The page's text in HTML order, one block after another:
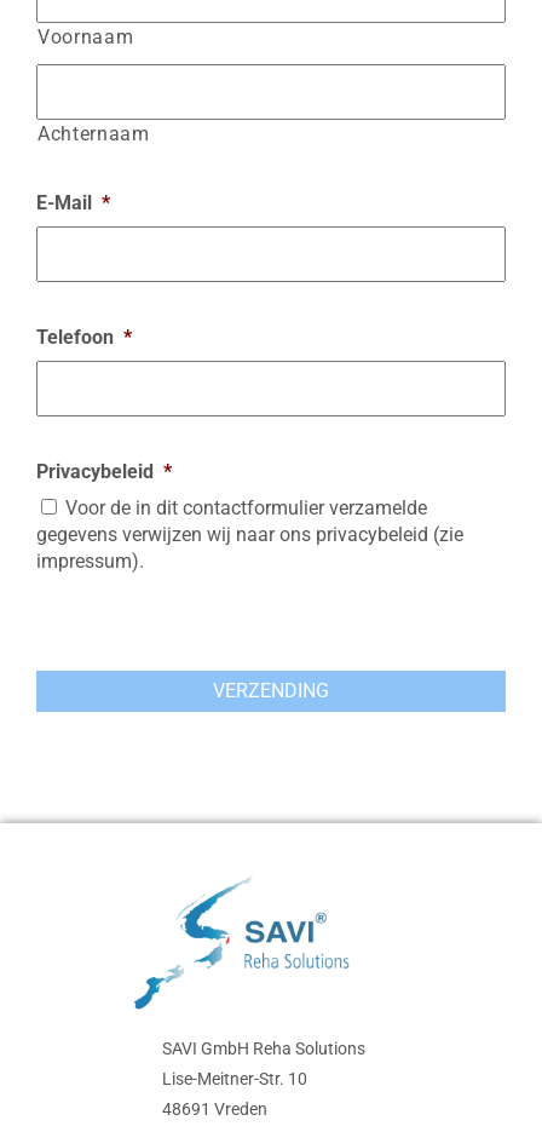
Voornaam
Achternaam
E-Mail *
Telefoon *
Privacybeleid *
Voor de in dit contactformulier verzamelde
gegevens verwijzen wij naar ons privacybeleid (zie
impressum).
SAVI GmbH Reha Solutions
Lise-Meitner-Str. 10
48691 Vreden